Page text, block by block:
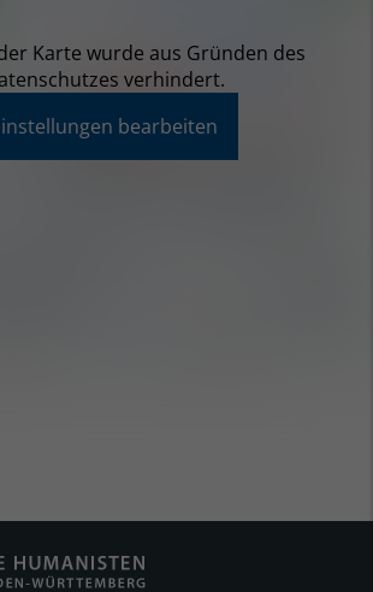
Karte wurde aus Gründen des
verhindert.
bearbeiten